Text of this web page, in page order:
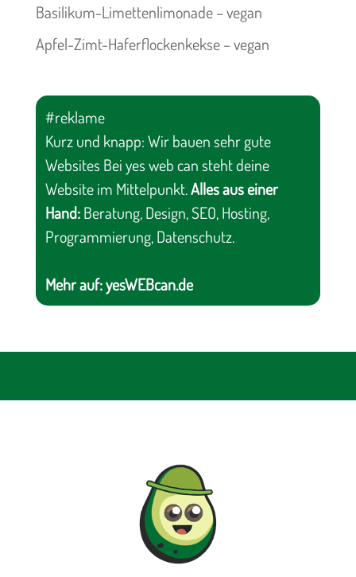
Basilikum-Limettenlimonade – vegan
Apfel-Zimt-Haferflockenkekse – vegan
#reklame
Kurz und knapp: Wir bauen sehr gute
Websites Bei yes web can steht deine
Website im Mittelpunkt.Alles aus einer
Hand:Beratung, Design, SEO, Hosting,
Programmierung, Datenschutz.
Mehr auf:yesWEBcan.de